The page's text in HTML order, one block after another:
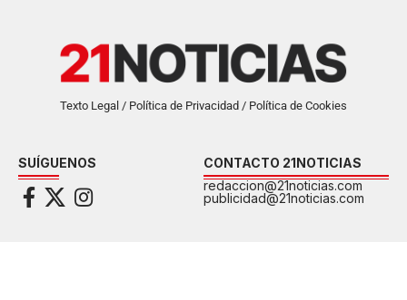
Texto Legal / Política de Privacidad / Política de Cookies
SUÍGUENOS
CONTACTO 21NOTICIAS
redaccion@21noticias.com
publicidad@21noticias.com